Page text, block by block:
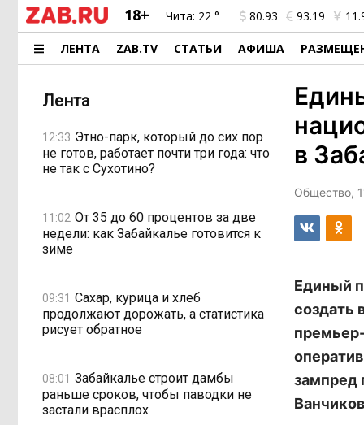
18+ Чита: 22 ° 80.93 93.19
ЛЕНТА ZAB.TV СТАТЬИ АФИША
Лента
12:33 Этно-парк, который до сих пор
не готов, работает почти три года: что
не так с Сухотино?
11:02 От 35 до 60 процентов за две
недели: как Забайкалье готовится к
зиме
09:31 Сахар, курица и хлеб
продолжают дорожать, а статистика
рисует обратное
08:01 Забайкалье строит дамбы
раньше сроков, чтобы паводки не
застали врасплох
в
Общество,
Единый
создать
зампред